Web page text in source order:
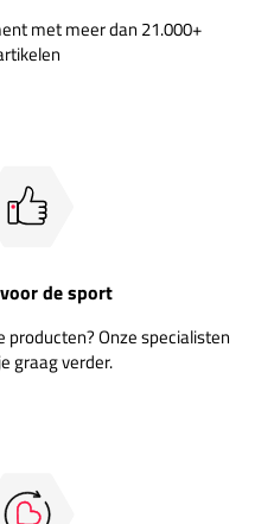
met meer dan 21.000+
de sport
producten? Onze specialisten
graag verder.